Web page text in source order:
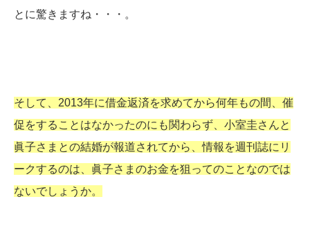
とに驚きますね・・・。
そして、2013年に借金返済を求めてから何年もの間、催
促をすることはなかったのにも関わらず、小室圭さんと
眞子さまとの結婚が報道されてから、情報を週刊誌にリ
ークするのは、眞子さまのお金を狙ってのことなのでは
ないでしょうか。